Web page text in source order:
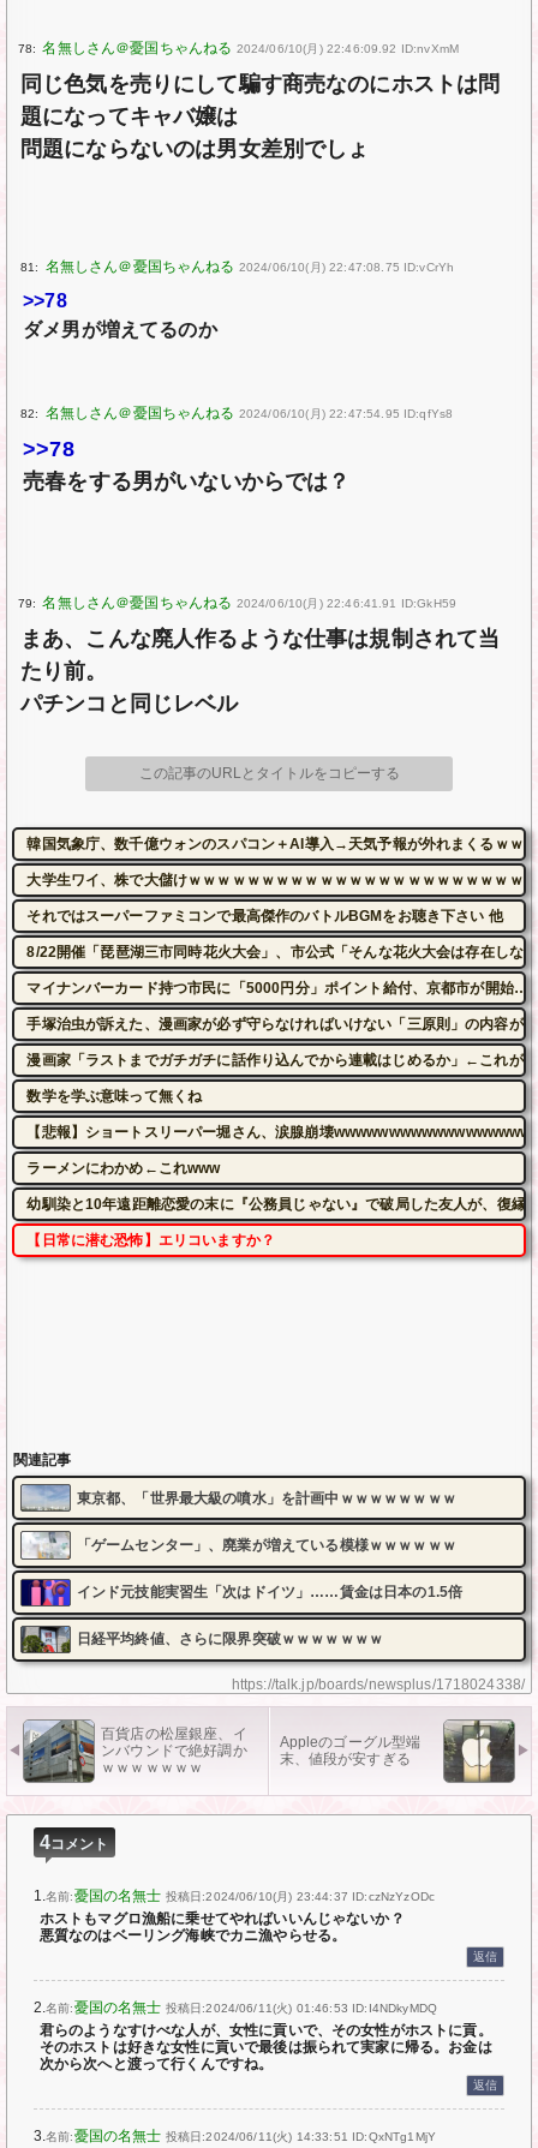
78: 2024/06/10(月) 22:46:09.92 ID:nvXmM
同じ色気を売りにして騙す商売なのにホストは問
題になってキャバ嬢は
問題にならないのは男女差別でしょ
81: 2024/06/10(月) 22:47:08.75 ID:vCrYh
>>78
ダメ男が増えてるのか
82: 2024/06/10(月) 22:47:54.95 ID:qfYs8
>>78
売春をする男がいないからでは？
79: 2024/06/10(月) 22:46:41.91 ID:GkH59
まあ、こんな廃人作るような仕事は規制されて当
たり前。
パチンコと同じレベル
https://talk.jp/boards/newsplus/1718024338/
この記事のURLとタイトルをコピーする
韓国気象庁、数千億ウォンのスパコン＋AI導入→天気予報が外れまくるｗｗｗ
大学生ワイ、株で大儲けｗｗｗｗｗｗｗｗｗｗｗｗｗｗｗｗｗｗｗｗｗｗｗ
それではスーパーファミコンで最高傑作のバトルBGMをお聴き下さい 他
8/22開催「琵琶湖三市同時花火大会」、市公式「そんな花火大会は存在しな
マイナンバーカード持つ市民に「5000円分」ポイント給付、京都市が開始…
手塚治虫が訴えた、漫画家が必ず守らなければいけない「三原則」の内容が
漫画家「ラストまでガチガチに話作り込んでから連載はじめるか」←これが
数学を学ぶ意味って無くね
【悲報】ショートスリーパー堀さん、涙腺崩壊
ラーメンにわかめ←これwww
幼馴染と10年遠距離恋愛の末に『公務員じゃない』で破局した友人が、復縁
【日常に潜む恐怖】エリコいますか？
関連記事
東京都、「世界最大級の噴水」を計画中ｗｗｗｗｗｗｗｗ
「ゲームセンター」、廃業が増えている模様ｗｗｗｗｗｗ
インド元技能実習生「次はドイツ」……賃金は日本の1.5倍
日経平均終値、さらに限界突破ｗｗｗｗｗｗｗ
百貨店の松屋銀座、イ
ンバウンドで絶好調か
ｗｗｗｗｗｗｗ
Appleのゴーグル型端
末、値段が安すぎる
4コメント
1.名前:憂国の名無士 投稿日:2024/06/10(月) 23:44:37 ID:czNzYzODc
ホストもマグロ漁船に乗せてやればいいんじゃないか？
悪質なのはベーリング海峡でカニ漁やらせる。
返信
2.名前:憂国の名無士 投稿日:2024/06/11(火) 01:46:53 ID:I4NDkyMDQ
君らのようなすけべな人が、女性に貢いで、その女性がホストに貢。
そのホストは好きな女性に貢いで最後は振られて実家に帰る。お金は
次から次へと渡って行くんですね。
返信
3.名前:憂国の名無士 投稿日:2024/06/11(火) 14:33:51 ID:QxNTg1MjY